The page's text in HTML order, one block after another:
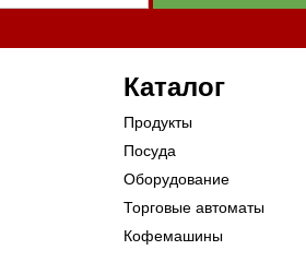
Каталог
Продукты
Посуда
Оборудование
Торговые автоматы
Кофемашины